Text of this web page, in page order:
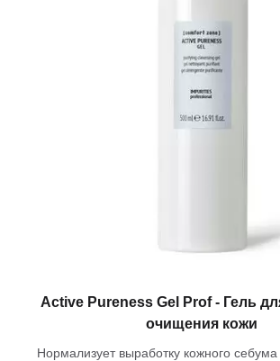
Active Pureness Gel Prof - Гель
очищения кожи
Нормализует выработку кожного